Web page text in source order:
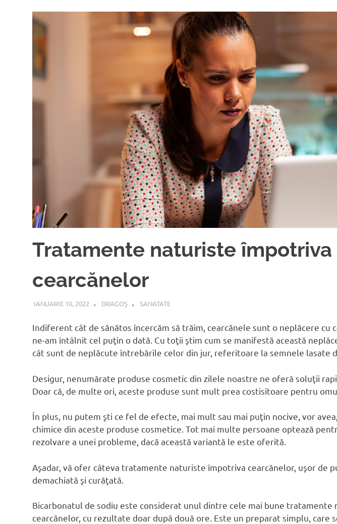
Tratamente naturiste împotriva
cearcănelor
IANUARIE 10, 2022 DRAGOȘ SANATATE
Indiferent cât de sănătos încercăm să trăim, cearcănele sunt o neplăcere cu
ne-am întâlnit cel puţin o dată. Cu toţii ştim cum se manifestă această
cât sunt de neplăcute întrebările celor din jur, referitoare la semnele lasate
Desigur, nenumărate produse cosmetic din zilele noastre ne oferă soluţii
Doar că, de multe ori, aceste produse sunt mult prea costisitoare pentru
În plus, nu putem şti ce fel de efecte, mai mult sau mai puţin nocive, vor
chimice din aceste produse cosmetice. Tot mai multe persoane optează
rezolvare a unei probleme, dacă această variantă le este oferită.
Aşadar, vă ofer câteva tratamente naturiste împotriva cearcănelor, uşor de
demachiată şi curăţată.
Bicarbonatul de sodiu este considerat unul dintre cele mai bune
cearcănelor, cu rezultate doar după două ore. Este un preparat simplu, care